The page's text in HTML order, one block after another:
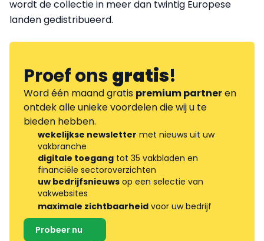
wordt de collectie in meer dan twintig Europese
landen gedistribueerd.
Proef onsgratis!
Word één maand gratis premium partneren
ontdek alle unieke voordelen die wij u te
bieden hebben.
wekelijkse newsletter met nieuws uit uw
vakbranche
digitale toegang tot 35 vakbladen en
financiële sectoroverzichten
uw bedrijfsnieuws op een selectie van
vakwebsites
maximale zichtbaarheid voor uw bedrijf
Probeer nu